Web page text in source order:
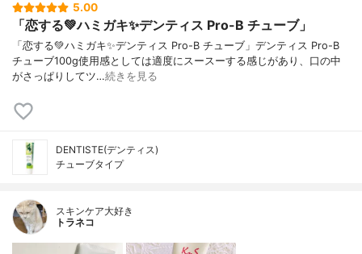
5.00
「恋する💚ハミガキ✨デンティス Pro-B チューブ」
「恋する💚ハミガキ✨デンティス Pro-B チューブ」デンティス Pro-B
チューブ100g使用感としては適度にスースーする感じがあり、口の中
がさっぱりしてツ…続きを見る
DENTISTE(デンティス)
チューブタイプ
スキンケア大好き
トラネコ